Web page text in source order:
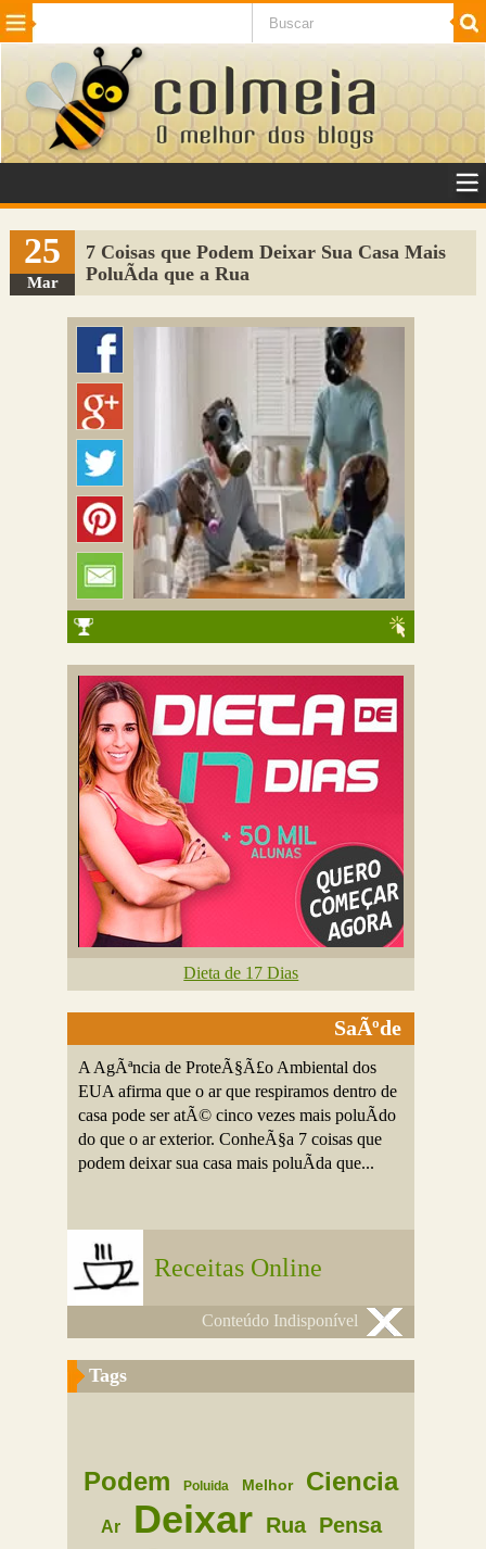
Beleza Cinema e TV
Internet Jogos NotÃ­cias SaÃºde
VeÃ­culos Adulto
Sugerir Link
Adicionar Blog
Colmeia Exchange
25
Mar
7 Coisas que Podem Deixar Sua Casa Mais
PoluÃ­da que a Rua
Dieta de 17 Dias
SaÃºde
A AgÃªncia de ProteÃ§Ã£o Ambiental dos
EUA afirma que o ar que respiramos dentro de
casa pode ser atÃ© cinco vezes mais poluÃ­do
do que o ar exterior. ConheÃ§a 7 coisas que
podem deixar sua casa mais poluÃ­da que...
Receitas Online
Conteúdo Indisponível
Tags
Podem Poluida Melhor Ciencia
Ar Deixar Rua Pensa